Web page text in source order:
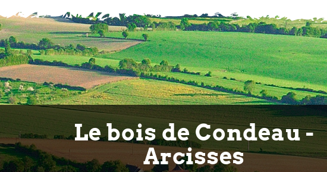
Le bois de Condeau -
Arcisses